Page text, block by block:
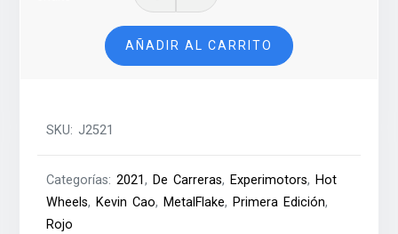
Block
-
2021
AÑADIR AL CARRITO
SKU:J2521
Categorías:2021, De Carreras, Experimotors, Hot
Wheels, Kevin Cao, MetalFlake, Primera Edición,
Rojo